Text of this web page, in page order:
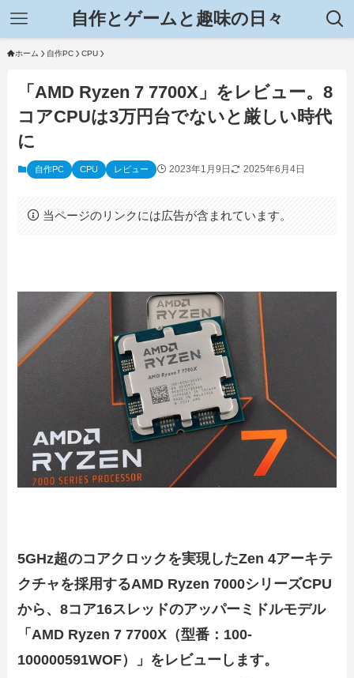
自作とゲームと趣味の日々
ホーム 自作PC CPU
「AMD Ryzen 7 7700X」をレビュー。8
コアCPUは3万円台でないと厳しい時代
に
自作PC CPU レビュー 2023年1月9日 2025年6月4日
当ページのリンクには広告が含まれています。
5GHz超のコアクロックを実現したZen 4アーキテ
クチャを採用するAMD Ryzen 7000シリーズCPU
から、8コア16スレッドのアッパーミドルモデル
「AMD Ryzen 7 7700X（型番：100-
100000591WOF）」をレビューします。